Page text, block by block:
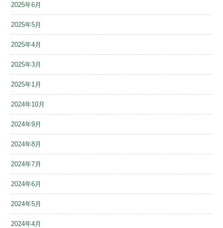
2025年6月
2025年5月
2025年4月
2025年3月
2025年1月
2024年10月
2024年9月
2024年8月
2024年7月
2024年6月
2024年5月
2024年4月